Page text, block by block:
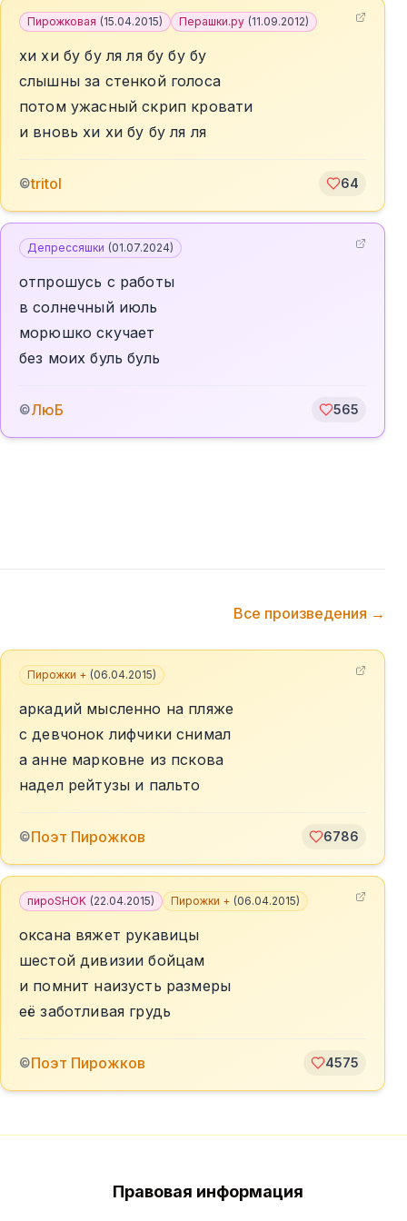
Пирожковая (15.04.2015) Перашки.ру (11.09.2012)
хи хи бу бу ля ля бу бу бу
слышны за стенкой голоса
потом ужасный скрип кровати
и вновь хи хи бу бу ля ля
©tritol 64
Депрессяшки (01.07.2024)
отпрошусь с работы
в солнечный июль
морюшко скучает
без моих буль буль
©ЛюБ 565
Все произведения →
Пирожки + (06.04.2015)
аркадий мысленно на пляже
с девчонок лифчики снимал
а анне марковне из пскова
надел рейтузы и пальто
©Поэт Пирожков 6786
пироSHOK (22.04.2015) Пирожки + (06.04.2015)
оксана вяжет рукавицы
шестой дивизии бойцам
и помнит наизусть размеры
её заботливая грудь
©Поэт Пирожков 4575
Правовая информация